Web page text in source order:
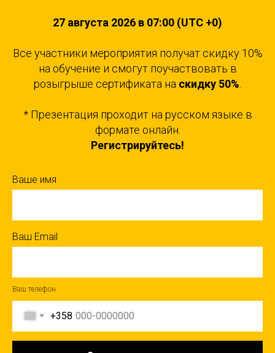
27 августа 2026 в 07:00 (UTC +0)
Все участники мероприятия получат скидку 10%
на обучение и смогут поучаствовать в
розыгрыше сертификата на скидку 50%
* Презентация проходит на русском языке в
формате онлайн.
Регистрируйтесь!
Ваше имя
Ваш Email
Ваш телефон
+358